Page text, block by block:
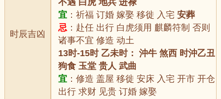
时辰吉凶
不遇 白虎 地兵 进禄
宜 ：祈福 订婚 嫁娶 移徙 入宅安葬
忌 ：赴任 出行 白虎须用 麒麟符制 否则
诸事不宜 修造 动土
13时-15时 乙未时： 沖牛 煞西 时沖乙丑
狗食 玉堂 贵人 武曲
宜 ：修造 盖屋 移徙 安床 入宅 开市 开仓
出行 求财 见贵 订婚 嫁娶